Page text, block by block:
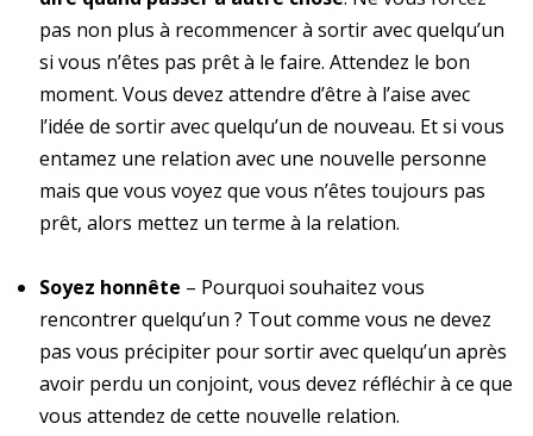
pas non plus à recommencer à sortir avec quelqu’un
si vous n’êtes pas prêt à le faire. Attendez le bon
moment. Vous devez attendre d’être à l’aise avec
l’idée de sortir avec quelqu’un de nouveau. Et si vous
entamez une relation avec une nouvelle personne
mais que vous voyez que vous n’êtes toujours pas
prêt, alors mettez un terme à la relation.
Soyez honnête – Pourquoi souhaitez vous
rencontrer quelqu’un ? Tout comme vous ne devez
pas vous précipiter pour sortir avec quelqu’un après
avoir perdu un conjoint, vous devez réfléchir à ce que
vous attendez de cette nouvelle relation.